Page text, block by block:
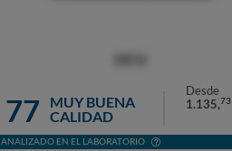
77
MUY BUENA
CALIDAD
Desde
1.135,73
ANALIZADO EN EL LABORATORIO